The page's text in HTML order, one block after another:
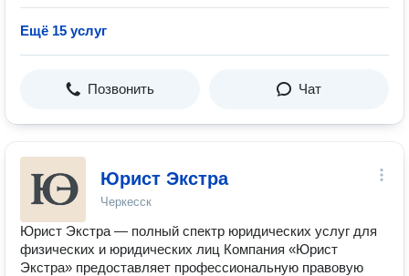
Ещё 15 услуг
Позвонить Чат
Юрист Экстра
Черкесск
Юрист Экстра — полный спектр юридических услуг для
физических и юридических лиц Компания «Юрист
Экстра» предоставляет профессиональную правовую